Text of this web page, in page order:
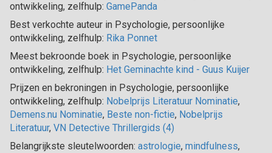
ontwikkeling, zelfhulp: GamePanda
Best verkochte auteur in Psychologie, persoonlijke
ontwikkeling, zelfhulp: Rika Ponnet
Meest bekroonde boek in Psychologie, persoonlijke
ontwikkeling, zelfhulp: Het Geminachte kind - Guus Kuijer
Prijzen en bekroningen in Psychologie, persoonlijke
ontwikkeling, zelfhulp: Nobelprijs Literatuur Nominatie,
Demens.nu Nominatie, Beste non-fictie, Nobelprijs
Literatuur, VN Detective Thrillergids (4)
Belangrijkste sleutelwoorden: astrologie, mindfulness,